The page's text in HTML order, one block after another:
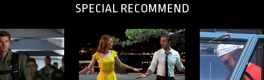
SPECIAL RECOMMEND